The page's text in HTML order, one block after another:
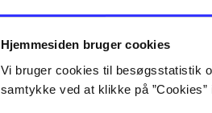
Hjemmesiden bruger cookies
Vi bruger cookies til besøgsstatistik
samtykke ved at klikke på